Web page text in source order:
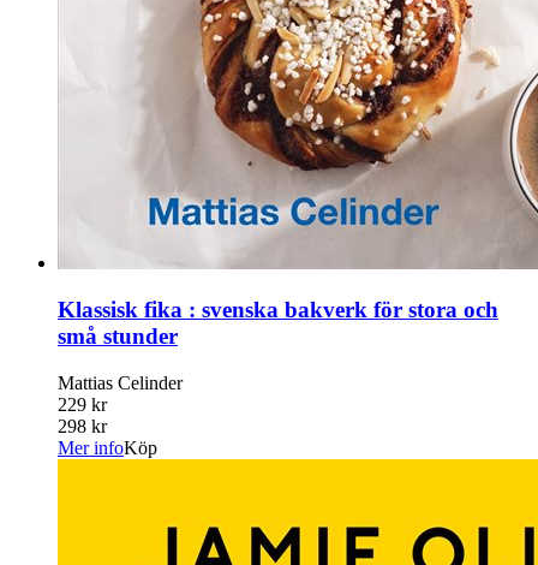
Klassisk fika : svenska bakverk för stora och
små stunder
Mattias Celinder
229 kr
298 kr
Mer infoKöp